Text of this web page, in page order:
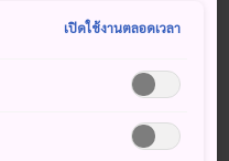
คาวะของโตเกียวนั้นกว้าง
าชนิดที่บานปกคลุมไปทั่ว
รักอีกด้วย สวนจะสว่างไสว
เปิดใช้งานตลอดเวลา